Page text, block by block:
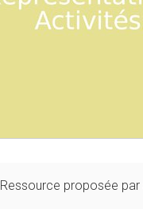
Ressource proposée par